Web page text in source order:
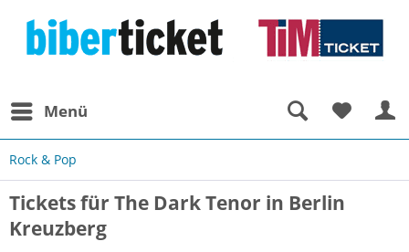
Menü
Rock & Pop
Tickets für The Dark Tenor in Berlin
Kreuzberg